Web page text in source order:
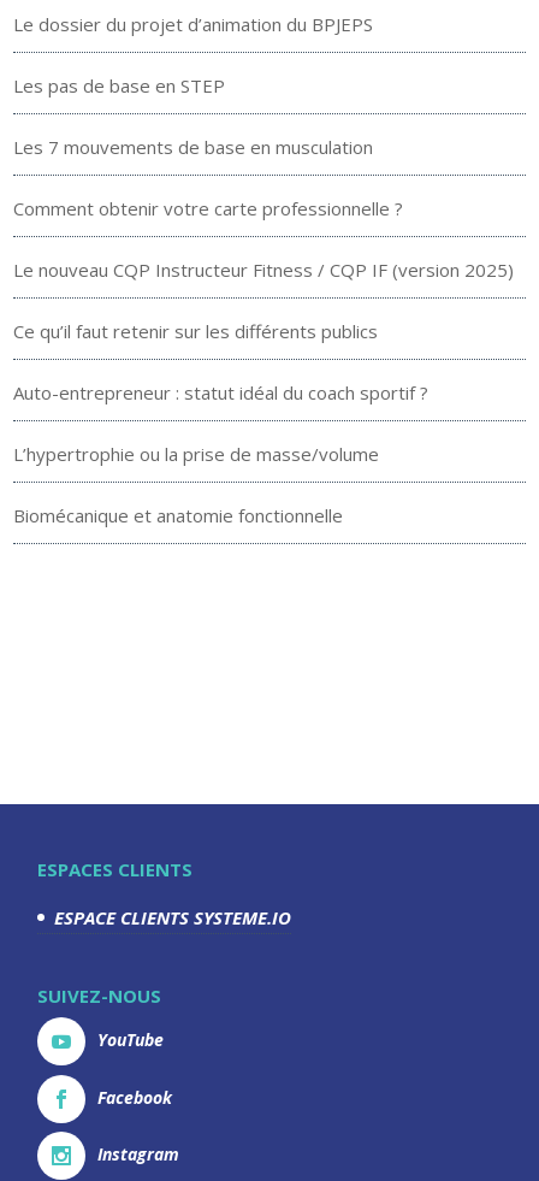
Le dossier du projet d’animation du BPJEPS
Les pas de base en STEP
Les 7 mouvements de base en musculation
Comment obtenir votre carte professionnelle ?
Le nouveau CQP Instructeur Fitness / CQP IF (version 2025)
Ce qu’il faut retenir sur les différents publics
Auto-entrepreneur : statut idéal du coach sportif ?
L’hypertrophie ou la prise de masse/volume
Biomécanique et anatomie fonctionnelle
ESPACES CLIENTS
ESPACE CLIENTS SYSTEME.IO
SUIVEZ-NOUS
YouTube
Facebook
Instagram